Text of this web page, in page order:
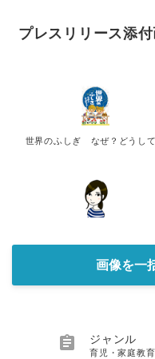
プレスリリース添
世界のふしぎ なぜ？どうして
画像を一
 ジャンル
育児・家庭教育